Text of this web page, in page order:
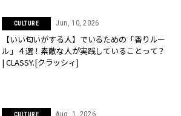
CULTURE Jun, 10, 2026
【いい匂いがする人】でいるための「香りルー
ル」４選！素敵な人が実践していることって？
| CLASSY.[クラッシィ]